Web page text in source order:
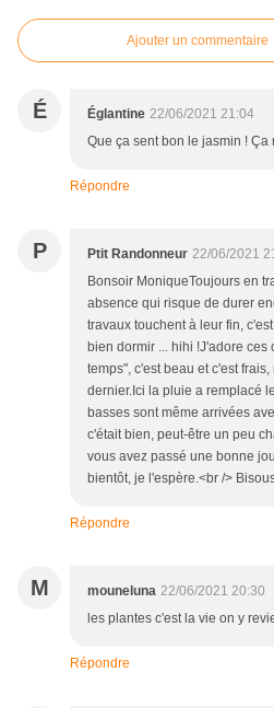
Ajouter un commentaire
É Églantine 22/06/2021 21:04
Que ça sent bon le jasmin !
Répondre
P Ptit Randonneur 22/06/2021
Bonsoir MoniqueToujours en
absence qui risque de durer
travaux touchent à leur fin,
bien dormir ... hihi !J'adore ces
temps", c'est beau et c'est
dernier.Ici la pluie a remplacé
basses sont même arrivées
c'était bien, peut-être un peu
vous avez passé une bonne
bientôt, je l'espère.<br />
Répondre
M mouneluna 22/06/2021 20:30
les plantes c'est la vie on y
Répondre